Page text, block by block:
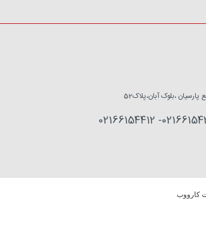
،بلوک آبان،پلاک52
کارووب